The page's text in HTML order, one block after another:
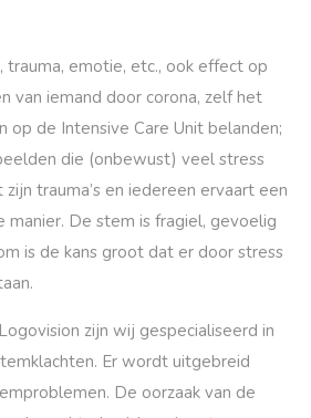
trauma, emotie, etc., ook effect op
van iemand door corona, zelf het
op de Intensive Care Unit belanden;
die (onbewust) veel stress
trauma’s en iedereen ervaart een
manier. De stem is fragiel, gevoelig
is de kans groot dat er door stress
zijn wij gespecialiseerd in
Er wordt uitgebreid
De oorzaak van de